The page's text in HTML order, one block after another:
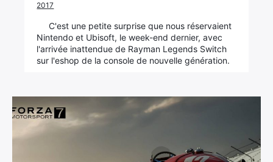
2017
C'est une petite surprise que nous réservaient
Nintendo et Ubisoft, le week-end dernier, avec
l'arrivée inattendue de Rayman Legends Switch
sur l'eshop de la console de nouvelle génération.